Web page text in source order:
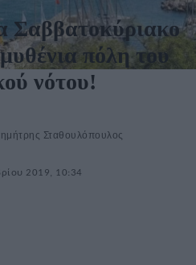
πόλη του
νότου!
Σταθουλόπουλος
2019, 10:34